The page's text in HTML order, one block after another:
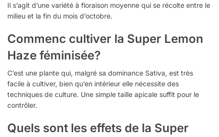
Il s’agit d’une variété à floraison moyenne qui se récolte entre le
milieu et la fin du mois d’octobre.
Commenc cultiver la Super Lemon
Haze féminisée?
C’est une plante qui, malgré sa dominance Sativa, est très
facile à cultiver, bien qu’en intérieur elle nécessite des
techniques de culture. Une simple taille apicale suffit pour le
contrôler.
Quels sont les effets de la Super